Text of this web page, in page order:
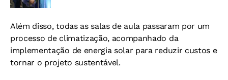
Além disso, todas as salas de aula passaram por um
processo de climatização, acompanhado da
implementação de energia solar para reduzir custos e
tornar o projeto sustentável.